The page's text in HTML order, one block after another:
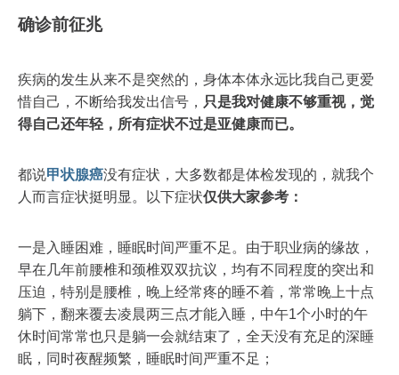
确诊前征兆
疾病的发生从来不是突然的，身体本体永远比我自己更爱
惜自己，不断给我发出信号， 只是我对健康不够重视，觉
得自己还年轻，所有症状不过是亚健康而已。
都说甲状腺癌没有症状，大多数都是体检发现的，就我个
人而言症状挺明显。以下症状仅供大家参考：
一是入睡困难，睡眠时间严重不足。由于职业病的缘故，
早在几年前腰椎和颈椎双双抗议，均有不同程度的突出和
压迫，特别是腰椎，晚上经常疼的睡不着，常常晚上十点
躺下，翻来覆去凌晨两三点才能入睡，中午1个小时的午
休时间常常也只是躺一会就结束了，全天没有充足的深睡
眠，同时夜醒频繁，睡眠时间严重不足；